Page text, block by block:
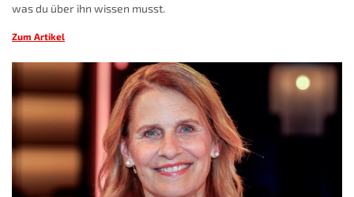
was du über ihn wissen musst.
Zum Artikel